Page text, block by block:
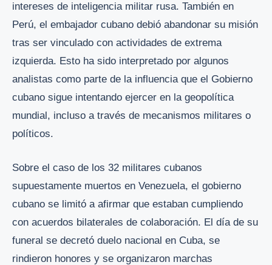
intereses de inteligencia militar rusa. También en
Perú, el embajador cubano debió abandonar su misión
tras ser vinculado con actividades de extrema
izquierda. Esto ha sido interpretado por algunos
analistas como parte de la influencia que el Gobierno
cubano sigue intentando ejercer en la geopolítica
mundial, incluso a través de mecanismos militares o
políticos.
Sobre el caso de los 32 militares cubanos
supuestamente muertos en Venezuela, el gobierno
cubano se limitó a afirmar que estaban cumpliendo
con acuerdos bilaterales de colaboración. El día de su
funeral se decretó duelo nacional en Cuba, se
rindieron honores y se organizaron marchas